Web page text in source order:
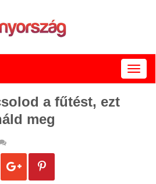
T
o
a fűtést, ezt
meg